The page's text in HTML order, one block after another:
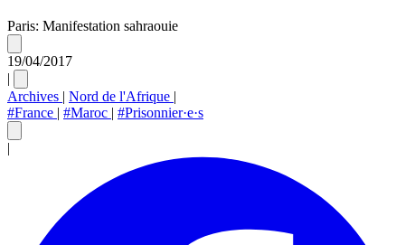
Paris: Manifestation sahraouie
19/04/2017
|
Archives | Nord de l'Afrique |
#France | #Maroc | #Prisonnier·e·s
|